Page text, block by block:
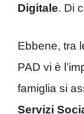
Digitale. Di
Ebbene, tra
PAD vi è
famiglia si
Servizi